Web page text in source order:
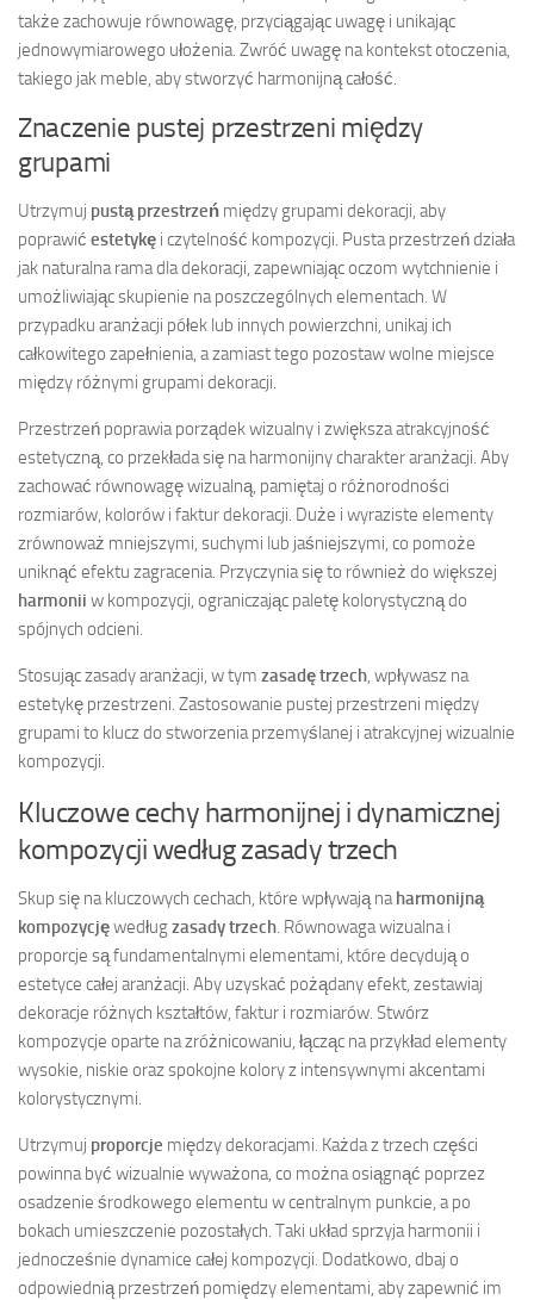
także zachowuje równowagę, przyciągając uwagę i unikając
jednowymiarowego ułożenia. Zwróć uwagę na kontekst otoczenia,
takiego jak meble, aby stworzyć harmonijną całość.
Znaczenie pustej przestrzeni między
grupami
Utrzymuj pustą przestrzeń między grupami dekoracji, aby
poprawić estetykę i czytelność kompozycji. Pusta przestrzeń działa
jak naturalna rama dla dekoracji, zapewniając oczom wytchnienie i
umożliwiając skupienie na poszczególnych elementach. W
przypadku aranżacji półek lub innych powierzchni, unikaj ich
całkowitego zapełnienia, a zamiast tego pozostaw wolne miejsce
między różnymi grupami dekoracji.
Przestrzeń poprawia porządek wizualny i zwiększa atrakcyjność
estetyczną, co przekłada się na harmonijny charakter aranżacji. Aby
zachować równowagę wizualną, pamiętaj o różnorodności
rozmiarów, kolorów i faktur dekoracji. Duże i wyraziste elementy
zrównoważ mniejszymi, suchymi lub jaśniejszymi, co pomoże
uniknąć efektu zagracenia. Przyczynia się to również do większej
harmonii w kompozycji, ograniczając paletę kolorystyczną do
spójnych odcieni.
Stosując zasady aranżacji, w tym zasadę trzech , wpływasz na
estetykę przestrzeni. Zastosowanie pustej przestrzeni między
grupami to klucz do stworzenia przemyślanej i atrakcyjnej wizualnie
kompozycji.
Kluczowe cechy harmonijnej i dynamicznej
kompozycji według zasady trzech
Skup się na kluczowych cechach, które wpływają na harmonijną
kompozycjęwedługzasady trzech . Równowaga wizualna i
proporcje są fundamentalnymi elementami, które decydują o
estetyce całej aranżacji. Aby uzyskać pożądany efekt, zestawiaj
dekoracje różnych kształtów, faktur i rozmiarów. Stwórz
kompozycje oparte na zróżnicowaniu, łącząc na przykład elementy
wysokie, niskie oraz spokojne kolory z intensywnymi akcentami
kolorystycznymi.
Utrzymuj proporcje między dekoracjami. Każda z trzech części
powinna być wizualnie wyważona, co można osiągnąć poprzez
osadzenie środkowego elementu w centralnym punkcie, a po
bokach umieszczenie pozostałych. Taki układ sprzyja harmonii i
jednocześnie dynamice całej kompozycji. Dodatkowo, dbaj o
odpowiednią przestrzeń pomiędzy elementami, aby zapewnić im